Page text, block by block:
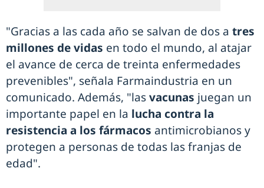
"Gracias a las cada año se salvan de dos a tres
millones de vidas en todo el mundo, al atajar
el avance de cerca de treinta enfermedades
prevenibles", señala Farmaindustria en un
comunicado. Además, "lasvacunas juegan un
importante papel en la lucha contra la
resistencia a los fármacos antimicrobianos y
protegen a personas de todas las franjas de
edad".